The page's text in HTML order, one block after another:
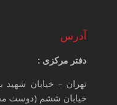
آدرس
دفتر مرکزی :
تهران – خیابان
خیابان ششم (دوست محمدی) –